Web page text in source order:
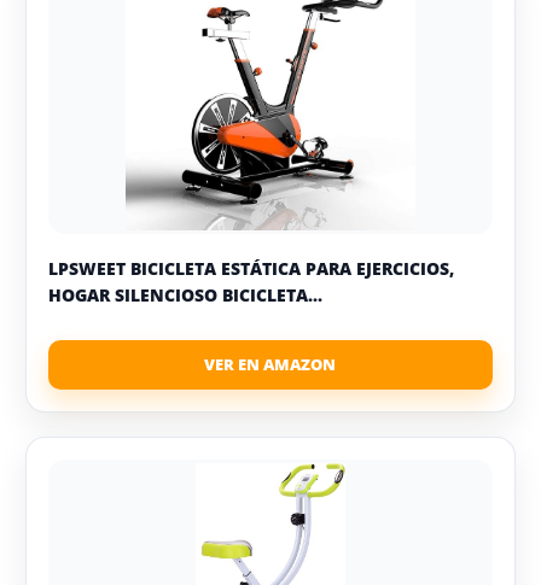
LPSWEET BICICLETA ESTÁTICA PARA EJERCICIOS,
HOGAR SILENCIOSO BICICLETA...